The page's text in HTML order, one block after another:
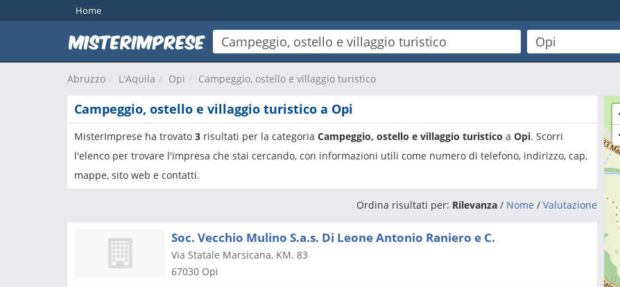
Home
Abruzzo L'Aquila Opi Campeggio, ostello e villaggio turistico
Campeggio, ostello e villaggio turistico a Opi
MisterImprese ha trovato 3 risultati per la categoria Campeggio, ostello e villaggio turistico a Opi. Scorri
l'elenco per trovare l'impresa che stai cercando, con informazioni utili come numero di telefono, indirizzo, cap,
mappe, sito web e contatti.
Ordina risultati per: Rilevanza / Nome / Valutazione
Soc. Vecchio Mulino S.a.s. Di Leone Antonio Raniero e C.
Via Statale Marsicana, KM. 83
67030 Opi